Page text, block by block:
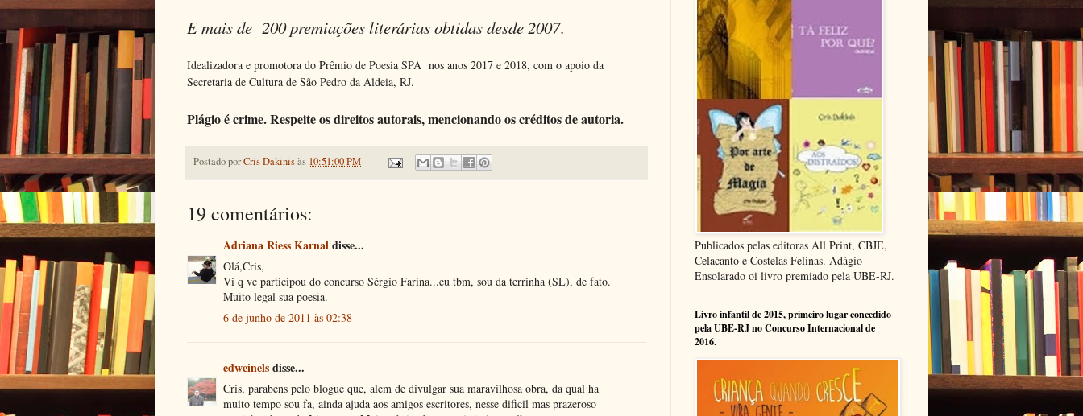
E mais de 200 premiações literárias obtidas desde 2007.
Idealizadora e promotora do Prêmio de Poesia SPA nos anos 2017 e 2018, com o apoio da
Secretaria de Cultura de São Pedro da Aldeia, RJ.
Plágio é crime. Respeite os direitos autorais, mencionando os créditos de autoria.
Postado porCris Dakinisàs 10:51:00 PM
19 comentários:
Adriana Riess Karnaldisse...
Olá,Cris,
Vi q vc participou do concurso Sérgio Farina...eu tbm, sou da terrinha (SL), de fato.
Muito legal sua poesia.
6 de junho de 2011 às 02:38
edweinelsdisse...
Cris, parabens pelo blogue que, alem de divulgar sua maravilhosa obra, da qual ha
muito tempo sou fa, ainda ajuda aos amigos escritores, nesse dificil mas prazeroso
Publicados pelas editoras All Print, CBJE,
Celacanto e Costelas Felinas. Adágio
Ensolarado oi livro premiado pela UBE-RJ.
Livro infantil de 2015, primeiro lugar concedido
pela UBE-RJ no Concurso Internacional de
2016.